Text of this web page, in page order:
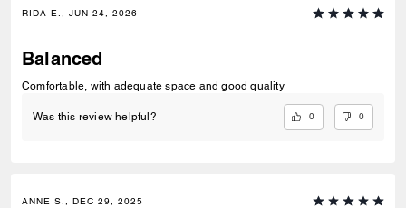
RIDA E., JUN 24, 2026
Balanced
Comfortable, with adequate space and good quality
Was this review helpful? 0 0
ANNE S., DEC 29, 2025